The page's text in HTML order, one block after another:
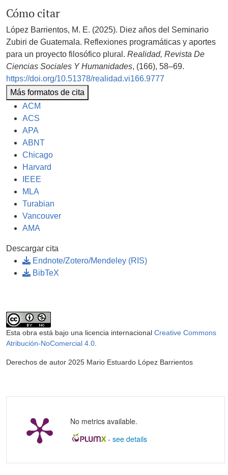
Cómo citar
López Barrientos, M. E. (2025). Diez años del Seminario
Zubiri de Guatemala. Reflexiones programáticas y aportes
para un proyecto filosófico plural. Realidad, Revista De
Ciencias Sociales Y Humanidades, (166), 58–69.
https://doi.org/10.51378/realidad.vi166.9777
Más formatos de cita
ACM
ACS
APA
ABNT
Chicago
Harvard
IEEE
MLA
Turabian
Vancouver
AMA
Descargar cita
Endnote/Zotero/Mendeley (RIS)
BibTeX
Esta obra está bajo una licencia internacional Creative Commons
Atribución-NoComercial 4.0
Derechos de autor 2025 Mario Estuardo López Barrientos
No metrics available.
- see details